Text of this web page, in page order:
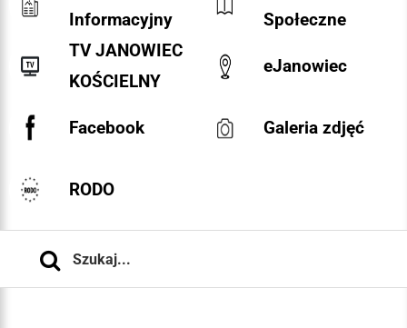
Informacyjny
Społeczne
TV JANOWIEC
KOŚCIELNY
eJanowiec
Facebook Galeria zdjęć
RODO